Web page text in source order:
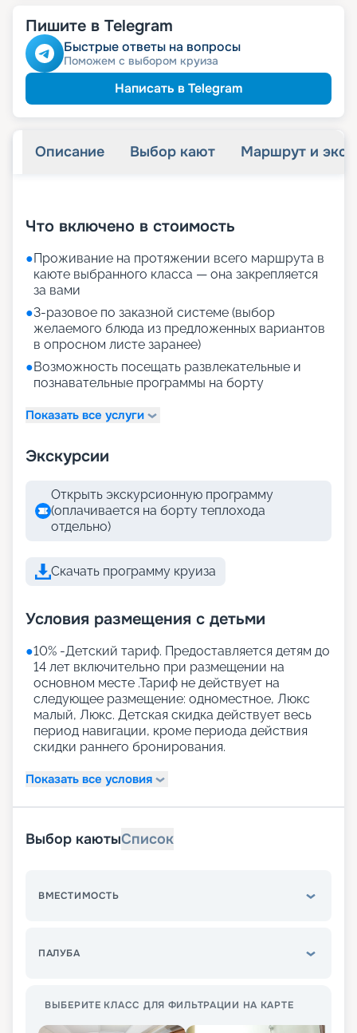
Пишите в Telegram
Быстрые ответы на вопросы
Поможем с выбором круиза
Написать в Telegram
Описание Выбор кают Маршрут и
Что включено в стоимость
●Проживание на протяжении всего маршрута в
каюте выбранного класса — она закрепляется
за вами
●3-разовое по заказной системе (выбор
желаемого блюда из предложенных вариантов
в опросном листе заранее)
●Возможность посещать развлекательные и
познавательные программы на борту
Показать все услуги
Экскурсии
Открыть экскурсионную программу
(оплачивается на борту теплохода
отдельно)
Скачать программу круиза
Условия размещения с детьми
●10% -Детский тариф. Предоставляется детям до
14 лет включительно при размещении на
основном месте .Тариф не действует на
следующее размещение: одноместное, Люкс
малый, Люкс. Детская скидка действует весь
период навигации, кроме периода действия
скидки раннего бронирования.
Показать все условия
Выбор каютыСписок
ВМЕСТИМОСТЬ
ПАЛУБА
ВЫБЕРИТЕ КЛАСС ДЛЯ ФИЛЬТРАЦИИ НА КАРТЕ